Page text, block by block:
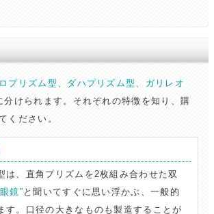
プリズム型、ダハプリズム型、ガリレオ
分けられます。それぞれの特徴を知り、購
ください。
は、直角プリズムを2枚組み合わせた双
鏡”と聞いてすぐに思い浮かぶ、一般的
す。口径の大きなものも製造することが